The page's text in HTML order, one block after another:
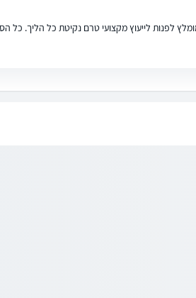
לפנות לייעוץ מקצועי טרם נקיטת כל הליך. כל